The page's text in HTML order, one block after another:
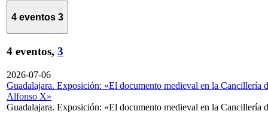
4 eventos 3
4 eventos, 3
2026-07-06
Guadalajara. Exposición: «El documento medieval en la Cancillería
Alfonso X»
Guadalajara. Exposición: «El documento medieval en la Cancillería